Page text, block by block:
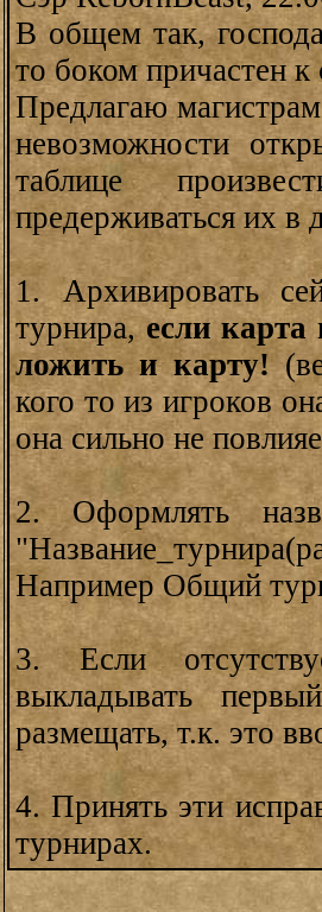
В общем так,
то боком причастен
Предлагаю
невозможности
таблице
предерживаться их в
1. Архивировать
турнира,если карта
ложить и карту!
кого то из игроков
она сильно не
2. Оформлять
Например Общий
3. Если
выкладывать
размещать, т.к. это
4. Принять эти
турнирах.